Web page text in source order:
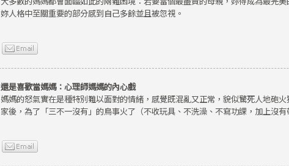
妳人格中至關重要的部分感到自己多餘並且被忽視。
還是喜歡當媽媽：心理師媽媽的內心戲
媽媽的怒氣實在是種特別難以面對的情緒，感覺既混亂又正常，貌似驚死人地砲
家後，為了「三不一沒有」的鳥事火了（不收玩具、不洗澡、不寫功課，加上沒有